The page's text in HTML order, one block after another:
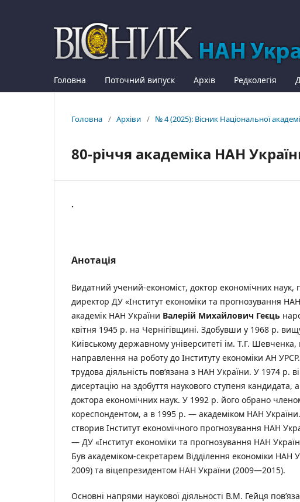
Головна Поточний випуск Архів Редколегія
Головна / Архіви / № 4 (2025): Вісник Національної
80-річчя академіка НАН
.
Анотація
Видатний учений-економіст, доктор економічних наук,
директор ДУ «Інститут економіки та прогнозування
академік НАН України Валерій Михайлович Геєць
квітня 1945 р. на Чернігівщині. Здобувши у 1968 р.
Київському державному університеті ім. Т.Г. Шевченка,
направлення на роботу до Інституту економіки АН УРСР.
трудова діяльність пов’язана з НАН України. У 1974 р.
дисертацію на здобуття наукового ступеня кандидата,
доктора економічних наук. У 1992 р. його обрано
кореспондентом, а в 1995 р. — академіком НАН
створив Інститут економічного прогнозування НАН
— ДУ «Інститут економіки та прогнозування НАН
Був академіком-секретарем Відділення економіки НАН
2009) та віцепрезидентом НАН України (2009—2015).
Основні напрями наукової діяльності В.М. Гейця